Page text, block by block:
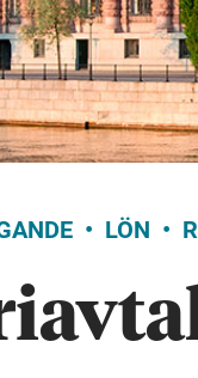
LÖN